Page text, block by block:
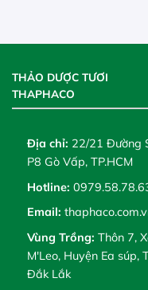
THẢO DƯỢC TƯƠI
THAPHACO
Địa chỉ: 22/21 Đường
P8 Gò Vấp, TP.HCM
Hotline:
Email:
Vùng Trồng: Thôn 7,
M'Leo, Huyện Ea súp,
Đắk Lắk